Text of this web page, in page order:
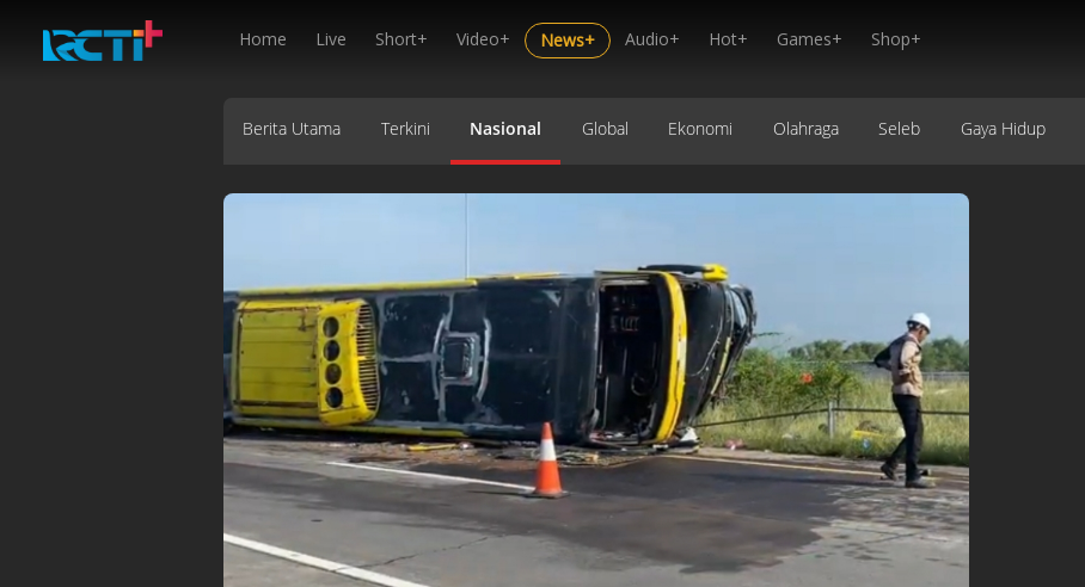
Home Live Short+ Video+ News+ Audio+ Hot+ Games+ Shop+
Berita Utama Terkini Nasional Global Ekonomi Olahraga Seleb Gaya Hidup